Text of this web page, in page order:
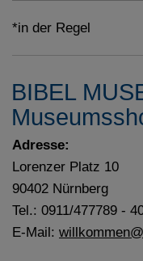
*in der Regel
BIBEL
Adresse:
Lorenzer Platz 10
90402 Nürnberg
Tel.: 0911/477789 -
E-Mail: